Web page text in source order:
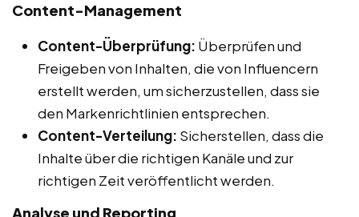
Content-Management
Content-Überprüfung: Überprüfen und
Freigeben von Inhalten, die von Influencern
erstellt werden, um sicherzustellen, dass sie
den Markenrichtlinien entsprechen.
Content-Verteilung: Sicherstellen, dass die
Inhalte über die richtigen Kanäle und zur
richtigen Zeit veröffentlicht werden.
Analyse und Reporting